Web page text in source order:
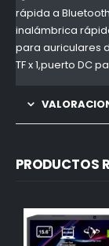
rápida a
inalámbrica
para auriculares
TF x 1,puerto DC
PRODUCTOS